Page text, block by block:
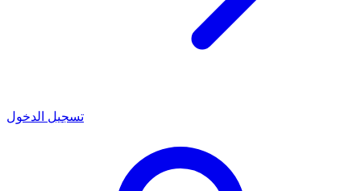
تسجيل الدخول